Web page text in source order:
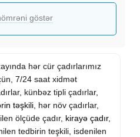
göstər
hər cür çadırlarımız
7/24 saat xidmət
künbəz tipli çadırlar,
təşkili, hər növ çadırlar,
ölçüde çadır, kirayə çadır,
tedbirin teşkili, isdenilen